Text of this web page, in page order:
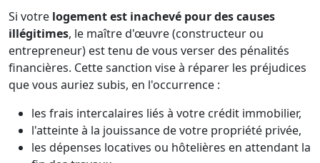
Si votre logement est inachevé pour des causes
illégitimes, le maître d'œuvre (constructeur ou
entrepreneur) est tenu de vous verser des pénalités
financières. Cette sanction vise à réparer les préjudices
que vous auriez subis, en l'occurrence :
les frais intercalaires liés à votre crédit immobilier,
l'atteinte à la jouissance de votre propriété privée,
les dépenses locatives ou hôtelières en attendant la